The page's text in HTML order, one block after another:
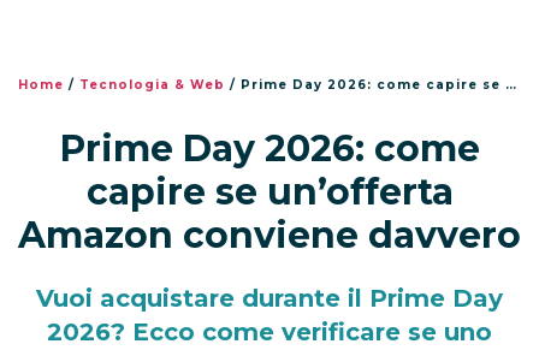
Home / Tecnologia & Web / Prime Day 2026: come capire se un’offerta Amazon conviene davvero
Prime Day 2026: come
capire se un’offerta
Amazon conviene davvero
Vuoi acquistare durante il Prime Day
2026? Ecco come verificare se uno